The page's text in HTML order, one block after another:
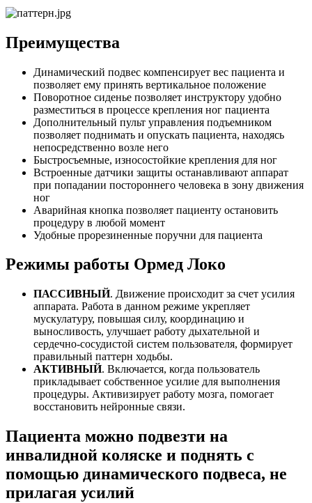
Преимущества
Динамический подвес компенсирует вес пациента и
позволяет ему принять вертикальное положение
Поворотное сиденье позволяет инструктору удобно
разместиться в процессе крепления ног пациента
Дополнительный пульт управления подъемником
позволяет поднимать и опускать пациента, находясь
непосредственно возле него
Быстросъемные, износостойкие крепления для ног
Встроенные датчики защиты останавливают аппарат
при попадании постороннего человека в зону движения
ног
Аварийная кнопка позволяет пациенту остановить
процедуру в любой момент
Удобные прорезиненные поручни для пациента
Режимы работы Ормед Локо
ПАССИВНЫЙ. Движение происходит за счет усилия
аппарата. Работа в данном режиме укрепляет
мускулатуру, повышая силу, координацию и
выносливость, улучшает работу дыхательной и
сердечно-сосудистой систем пользователя, формирует
правильный паттерн ходьбы.
АКТИВНЫЙ. Включается, когда пользователь
прикладывает собственное усилие для выполнения
процедуры. Активизирует работу мозга, помогает
восстановить нейронные связи.
Пациента можно подвезти на
инвалидной коляске и поднять с
помощью динамического подвеса, не
прилагая усилий